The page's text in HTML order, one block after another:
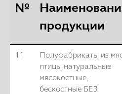
№
продукции
11
Полуфабрикаты из
птицы натуральные
мясокостные,
бескостные БЕЗ